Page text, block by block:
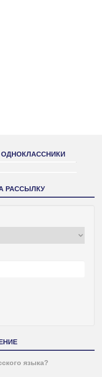
ОДНОКЛАССНИКИ
РАССЫЛКУ
языка?